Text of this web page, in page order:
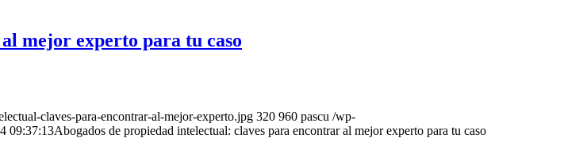
mejor experto para tu caso
claves-para-encontrar-al-mejor-experto.jpg 320 960 pascu /wp-
09:37:13Abogados de propiedad intelectual: claves para encontrar al mejor experto para tu caso